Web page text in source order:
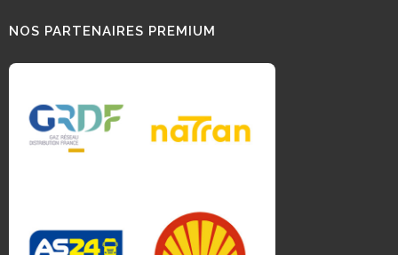
NOS PARTENAIRES PREMIUM